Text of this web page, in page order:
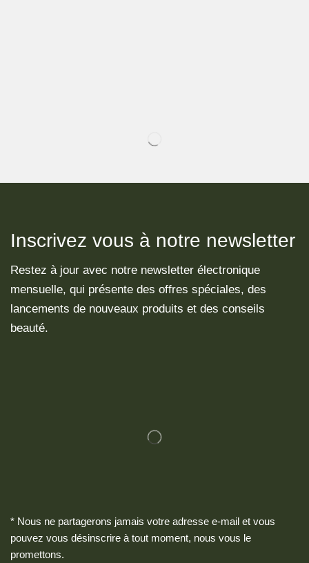
Inscrivez vous à notre newsletter
Restez à jour avec notre newsletter électronique
mensuelle, qui présente des offres spéciales, des
lancements de nouveaux produits et des conseils
beauté.
* Nous ne partagerons jamais votre adresse e-mail et vous
pouvez vous désinscrire à tout moment, nous vous le
promettons.